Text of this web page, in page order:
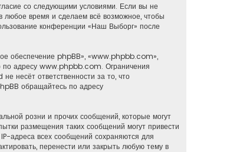
со следующими условиями. Если вы не
любое время и сделаем всё возможное, чтобы
конференции «Наш Выборг» после
обеспечение phpBB», «www.phpbb.com»,
по адресу www.phpbb.com. Ограничения
несёт ответственности за то, что
обращайтесь по адресу
розни и прочих сообщений, которые могут
размещения таких сообщений могут привести
адреса всех сообщений сохраняются для
перенести или закрыть любую тему в